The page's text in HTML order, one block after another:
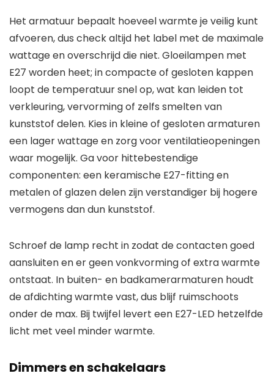
Het armatuur bepaalt hoeveel warmte je veilig kunt
afvoeren, dus check altijd het label met de maximale
wattage en overschrijd die niet. Gloeilampen met
E27 worden heet; in compacte of gesloten kappen
loopt de temperatuur snel op, wat kan leiden tot
verkleuring, vervorming of zelfs smelten van
kunststof delen. Kies in kleine of gesloten armaturen
een lager wattage en zorg voor ventilatieopeningen
waar mogelijk. Ga voor hittebestendige
componenten: een keramische E27-fitting en
metalen of glazen delen zijn verstandiger bij hogere
vermogens dan dun kunststof.
Schroef de lamp recht in zodat de contacten goed
aansluiten en er geen vonkvorming of extra warmte
ontstaat. In buiten- en badkamerarmaturen houdt
de afdichting warmte vast, dus blijf ruimschoots
onder de max. Bij twijfel levert een E27-LED hetzelfde
licht met veel minder warmte.
Dimmers en schakelaars